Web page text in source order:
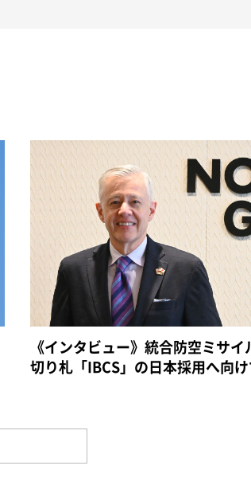
《インタビュー》統合防空ミサイ
切り札「IBCS」の日本採用へ向け